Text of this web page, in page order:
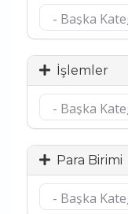
İşlemler
Para Birimi